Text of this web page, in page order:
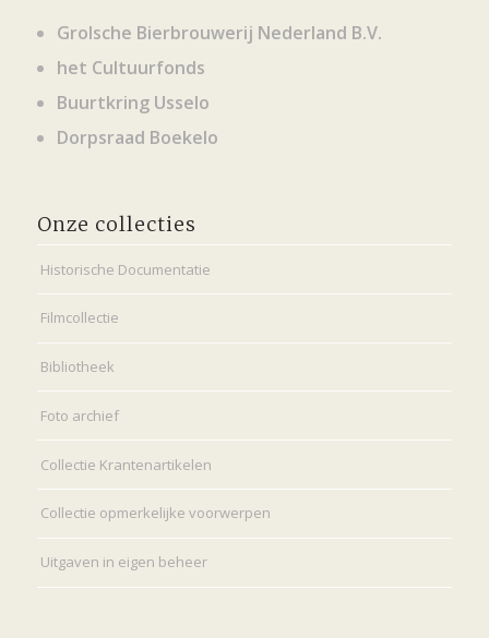
Grolsche Bierbrouwerij Nederland B.V.
het Cultuurfonds
Buurtkring Usselo
Dorpsraad Boekelo
Onze collecties
Historische Documentatie
Filmcollectie
Bibliotheek
Foto archief
Collectie Krantenartikelen
Collectie opmerkelijke voorwerpen
Uitgaven in eigen beheer